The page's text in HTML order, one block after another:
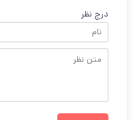
درج نظر